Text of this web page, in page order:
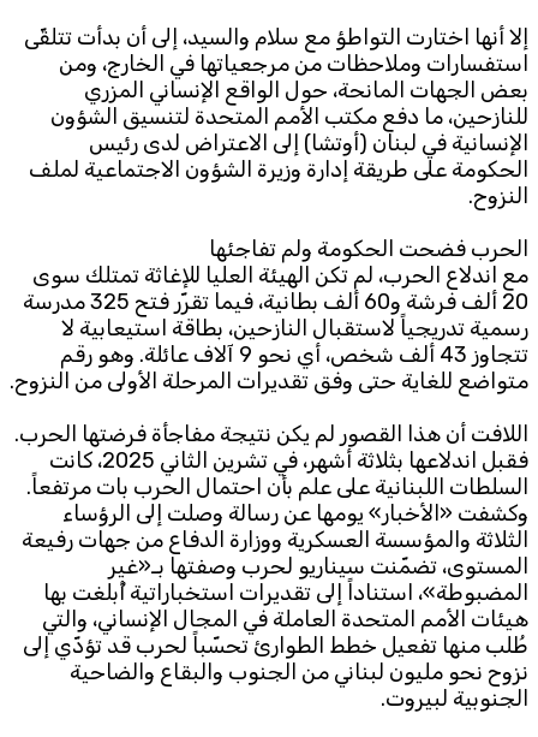
إلا أنها اختارت التواطؤ مع سلام والسيد، إلى أن بدأت تتلقّى
استفسارات وملاحظات من مرجعياتها في الخارج، ومن
بعض الجهات المانحة، حول الواقع الإنساني المزري
للنازحين، ما دفع مكتب الأمم المتحدة لتنسيق الشؤون
الإنسانية في لبنان (أوتشا) إلى الاعتراض لدى رئيس
الحكومة على طريقة إدارة وزيرة الشؤون الاجتماعية لملف
النزوح.
الحرب فضحت الحكومة ولم تفاجئها
مع اندلاع الحرب، لم تكن الهيئة العليا للإغاثة تمتلك سوى
20 ألف فرشة و60 ألف بطانية، فيما تقرّر فتح 325 مدرسة
رسمية تدريجياً لاستقبال النازحين، بطاقة استيعابية لا
تتجاوز 43 ألف شخص، أي نحو 9 آلاف عائلة. وهو رقم
متواضع للغاية حتى وفق تقديرات المرحلة الأولى من النزوح.
اللافت أن هذا القصور لم يكن نتيجة مفاجأة فرضتها الحرب.
فقبل اندلاعها بثلاثة أشهر، في تشرين الثاني 2025، كانت
السلطات اللبنانية على علم بأن احتمال الحرب بات مرتفعاً.
وكشفت «الأخبار» يومها عن رسالة وصلت إلى الرؤساء
الثلاثة والمؤسسة العسكرية ووزارة الدفاع من جهات رفيعة
المستوى، تضمّنت سيناريو لحرب وصفتها بـ«غير
المضبوطة»، استناداً إلى تقديرات استخباراتية أُبلغت بها
هيئات الأمم المتحدة العاملة في المجال الإنساني، والتي
طُلب منها تفعيل خطط الطوارئ تحسّباً لحرب قد تؤدّي إلى
نزوح نحو مليون لبناني من الجنوب والبقاع والضاحية
الجنوبية لبيروت.